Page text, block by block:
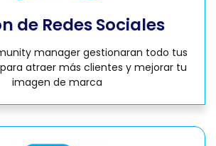
de Redes Sociales
manager gestionaran todo tus
atraer más clientes y mejorar tu
imagen de marca